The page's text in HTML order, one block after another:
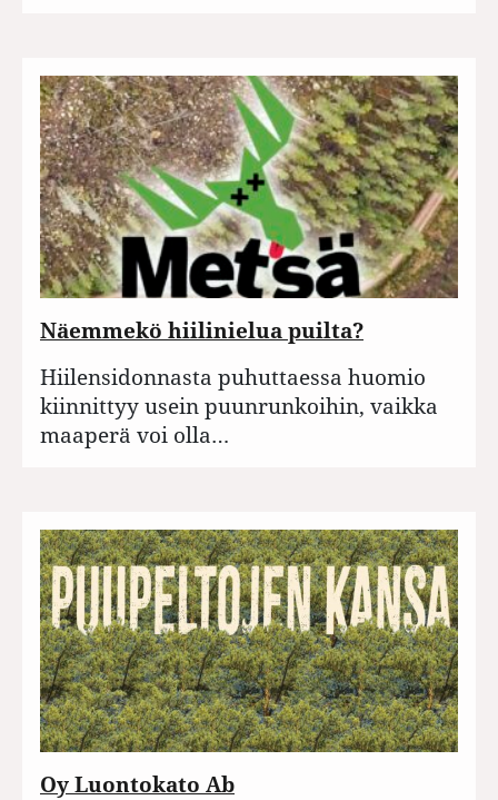
Näemmekö hiilinielua puilta?
Hiilensidonnasta puhuttaessa huomio
kiinnittyy usein puunrunkoihin, vaikka
maaperä voi olla…
Oy Luontokato Ab